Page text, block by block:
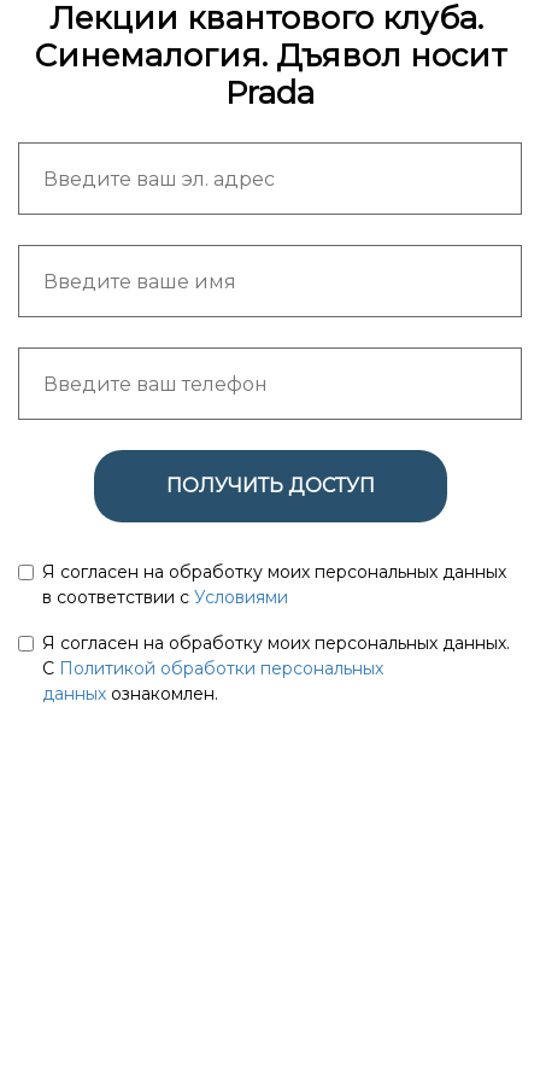
Лекции квантового клуба.
Синемалогия. Дъявол носит
Prada
ПОЛУЧИТЬ ДОСТУП
Я согласен на обработку моих персональных данных
в соответствии с Условиями
Я согласен на обработку моих персональных данных.
С Политикой обработки персональных
данных ознакомлен.